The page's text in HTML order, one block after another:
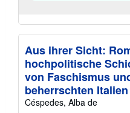
Aus ihrer Sicht:
hochpolitische
von Faschismus
beherrschten Italien
Céspedes, Alba de